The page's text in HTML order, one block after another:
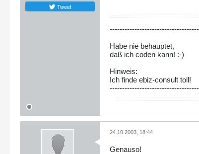
Tweet
Habe nie behauptet,
daß ich coden kann! :-)
Hinweis:
Ich finde ebiz-consult toll!
24.10.2003, 18:44
Genauso!